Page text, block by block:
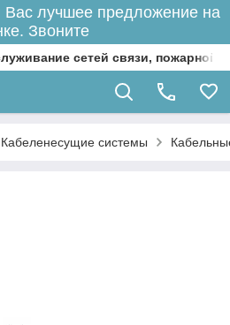
лучшее предложение на
Звоните
сетей связи, пожарной
Кабеленесущие системы